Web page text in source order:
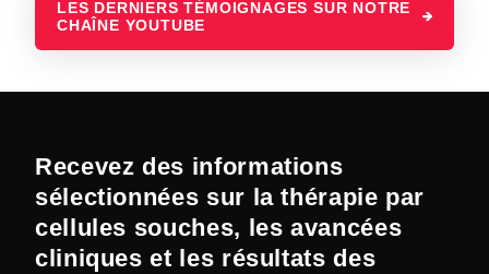
LES DERNIERS TÉMOIGNAGES SUR NOTRE
CHAÎNE YOUTUBE
Recevez des informations
sélectionnées sur la thérapie par
cellules souches, les avancées
cliniques et les résultats des